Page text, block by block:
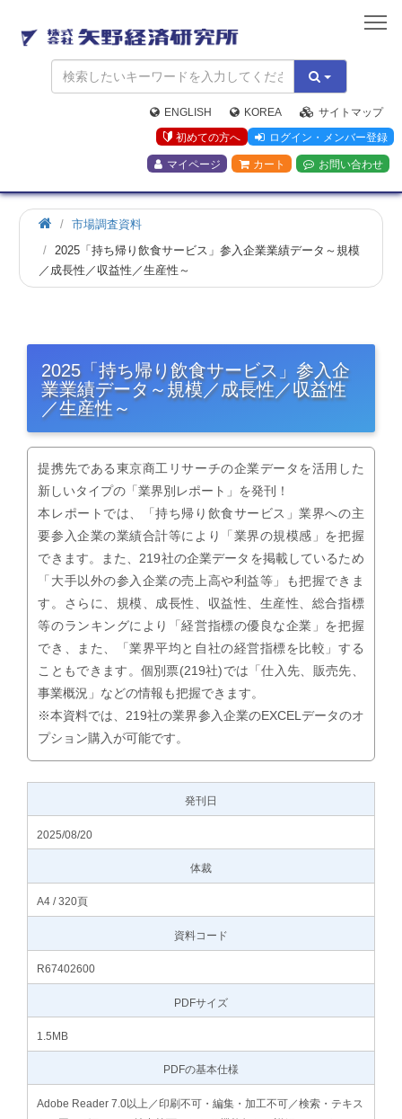
矢
野
経
済
研
究
所
ENGLISH KOREA
サイトマップ
初めての方へ
ログイン・メンバー登録
マイページ カート お問い合わせ
市場調査資料
2025「持ち帰り飲食サービス」参入企業業績データ～規模
／成長性／収益性／生産性～
2025「持ち帰り飲食サービス」参入企
業業績データ～規模／成長性／収益性
／生産性～
提携先である東京商工リサーチの企業データを活用した
新しいタイプの「業界別レポート」を発刊！
本レポートでは、「持ち帰り飲食サービス」業界への主
要参入企業の業績合計等により「業界の規模感」を把握
できます。また、219社の企業データを掲載しているため
「大手以外の参入企業の売上高や利益等」も把握できま
す。さらに、規模、成長性、収益性、生産性、総合指標
等のランキングにより「経営指標の優良な企業」を把握
でき、また、「業界平均と自社の経営指標を比較」する
こともできます。個別票(219社)では「仕入先、販売先、
事業概況」などの情報も把握できます。
※本資料では、219社の業界参入企業のEXCELデータのオ
プション購入が可能です。
発刊日
2025/08/20
体裁
A4 / 320頁
資料コード
R67402600
PDFサイズ
1.5MB
PDFの基本仕様
Adobe Reader 7.0以上／印刷不可・編集・加工不可／検索・テキス